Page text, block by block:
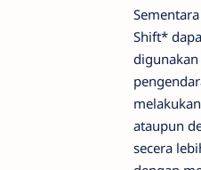
Shift*
digunakan
ataupun
secera